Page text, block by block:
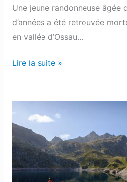
Une jeune randonneuse âgée
d’années a été retrouvée
en vallée d’Ossau…
Lire la suite »
d’Ossau
:
Idée
de